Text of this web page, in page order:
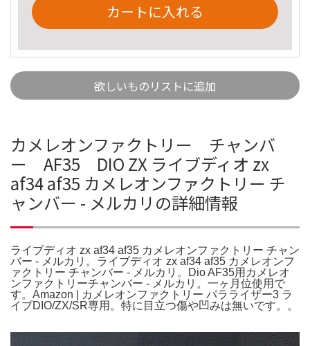
カートに入れる
欲しいものリストに追加
カメレオンファクトリー チャンバ
ー AF35 DIO ZX ライブディオ zx
af34 af35 カメレオンファクトリー チ
ャンバー - メルカリの詳細情報
ライブディオ zx af34 af35 カメレオンファクトリー チャン
バー - メルカリ。ライブディオ zx af34 af35 カメレオンフ
ァクトリー チャンバー - メルカリ。Dio AF35用カメレオ
ンファクトリーチャンバー - メルカリ。一ヶ月位使用で
す。Amazon | カメレオンファクトリー パラライザー3 ラ
イブDIO/ZX/SR専用。特に目立つ傷や凹みは無いです。。